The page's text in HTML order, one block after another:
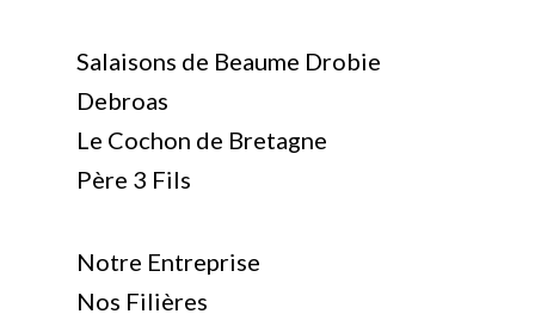
Salaisons de Beaume Drobie
Debroas
Le Cochon de Bretagne
Père 3 Fils
Notre Entreprise
Nos Filières